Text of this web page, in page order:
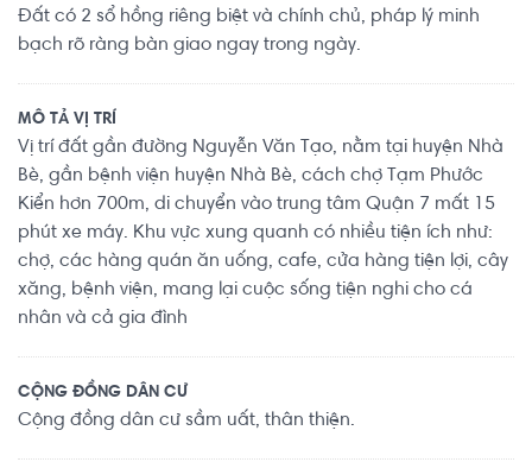
Đất có 2 sổ hồng riêng biệt và chính chủ, pháp lý minh
bạch rõ ràng bàn giao ngay trong ngày.
MÔ TẢ VỊ TRÍ
Vị trí đất gần đường Nguyễn Văn Tạo, nằm tại huyện Nhà
Bè, gần bệnh viện huyện Nhà Bè, cách chợ Tạm Phước
Kiển hơn 700m, di chuyển vào trung tâm Quận 7 mất 15
phút xe máy. Khu vực xung quanh có nhiều tiện ích như:
chợ, các hàng quán ăn uống, cafe, cửa hàng tiện lợi, cây
xăng, bệnh viện, mang lại cuộc sống tiện nghi cho cá
nhân và cả gia đình
CỘNG ĐỒNG DÂN CƯ
Cộng đồng dân cư sầm uất, thân thiện.